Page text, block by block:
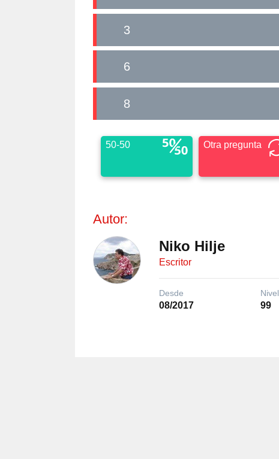
3
6
8
50-50 Otra pregunta
Autor:
Niko Hilje
Escritor
Desde
08/2017
Nivel
99